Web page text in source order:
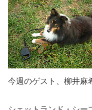
今週のゲスト、柳井麻